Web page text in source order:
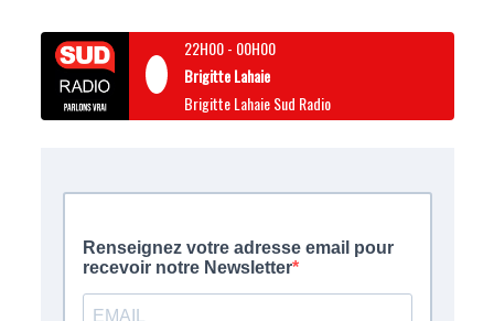
22H00- 00H00
Brigitte Lahaie
Brigitte Lahaie Sud Radio